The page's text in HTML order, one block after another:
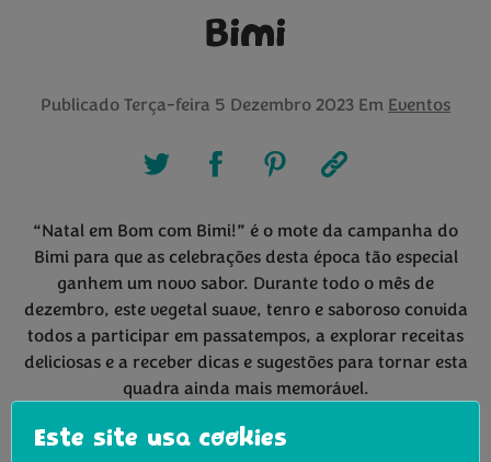
Bimi
PublicadoTerça-feira 5 Dezembro 2023 EmEventos
“Natal em Bom com Bimi!” é o mote da campanha do
Bimi para que as celebrações desta época tão especial
ganhem um novo sabor. Durante todo o mês de
dezembro, este vegetal suave, tenro e saboroso convida
todos a participar em passatempos, a explorar receitas
deliciosas e a receber dicas e sugestões para tornar esta
quadra ainda mais memorável.
Acompanhe esta história de Natal nas redes sociais da
Este site usa cookies